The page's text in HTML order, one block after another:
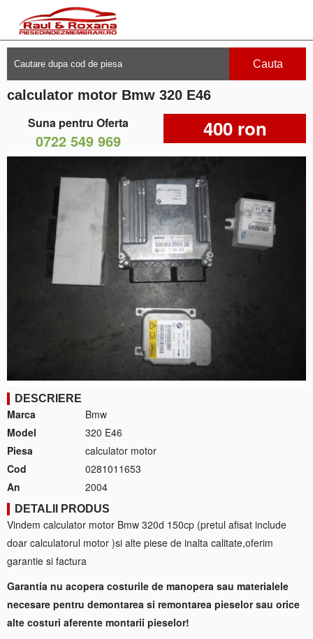
Cauta
calculator motor Bmw 320 E46
Suna pentru Oferta
0722 549 969 400 ron
DESCRIERE
Marca
Bmw
Model
320 E46
Piesa
calculator motor
Cod
0281011653
An
2004
DETALII PRODUS
Vindem calculator motor Bmw 320d 150cp (pretul afisat include
doar calculatorul motor )si alte piese de inalta calitate,oferim
garantie si factura
Garantia nu acopera costurile de manopera sau materialele
necesare pentru demontarea si remontarea pieselor sau orice
alte costuri aferente montarii pieselor!